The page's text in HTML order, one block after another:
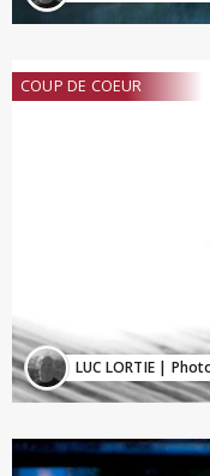
COUP DE COEUR
LUC LORTIE |